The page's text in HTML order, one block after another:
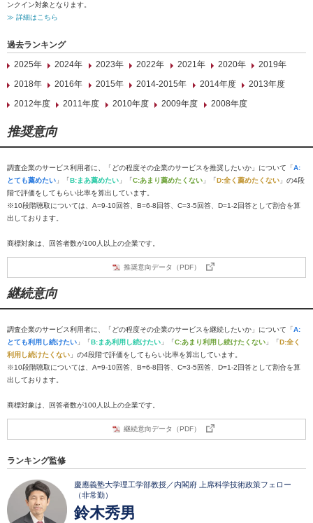
ンクイン対象となります。
≫ 詳細はこちら
過去ランキング
2025年
2024年 2023年 2022年 2021年 2020年
2019年
2018年
2016年 2015年 2014-2015年 2014年度
2013年度
2012年度
2011年度 2010年度 2009年度 2008年度
推奨意向
調査企業のサービス利用者に、「どの程度その企業のサービスを推奨したいか」について「A:
とても薦めたい 」「B:まあ薦めたい 」「C:あまり薦めたくない 」「D:全く薦めたくない 」の4段
階で評価をしてもらい比率を算出しています。
※10段階聴取については、A=9-10回答、B=6-8回答、C=3-5回答、D=1-2回答として割合を算
出しております。
商標対象は、回答者数が100人以上の企業です。
推奨意向データ（PDF）
継続意向
調査企業のサービス利用者に、「どの程度その企業のサービスを継続したいか」について「A:
とても利用し続けたい 」「B:まあ利用し続けたい 」「C:あまり利用し続けたくない 」「D:全く
利用し続けたくない 」の4段階で評価をしてもらい比率を算出しています。
※10段階聴取については、A=9-10回答、B=6-8回答、C=3-5回答、D=1-2回答として割合を算
出しております。
商標対象は、回答者数が100人以上の企業です。
継続意向データ（PDF）
ランキング監修
慶應義塾大学理工学部教授／内閣府 上席科学技術政策フェロー
（非常勤）
鈴木秀男